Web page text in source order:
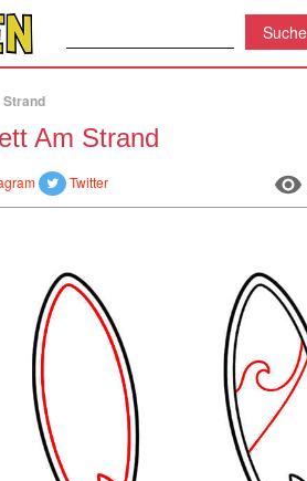
Am Strand
Twitter